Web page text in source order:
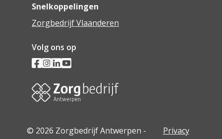
Snelkoppelingen
Zorgbedrijf Vlaanderen
Volg ons op
© 2026 Zorgbedrijf Antwerpen -
Privacy